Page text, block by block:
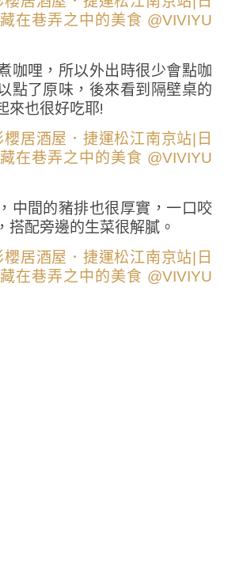
咖哩，所以外出時很少會點咖
點了原味，後來看到隔壁桌的
來也很好吃耶!
中間的豬排也很厚實，一口咬
搭配旁邊的生菜很解膩。